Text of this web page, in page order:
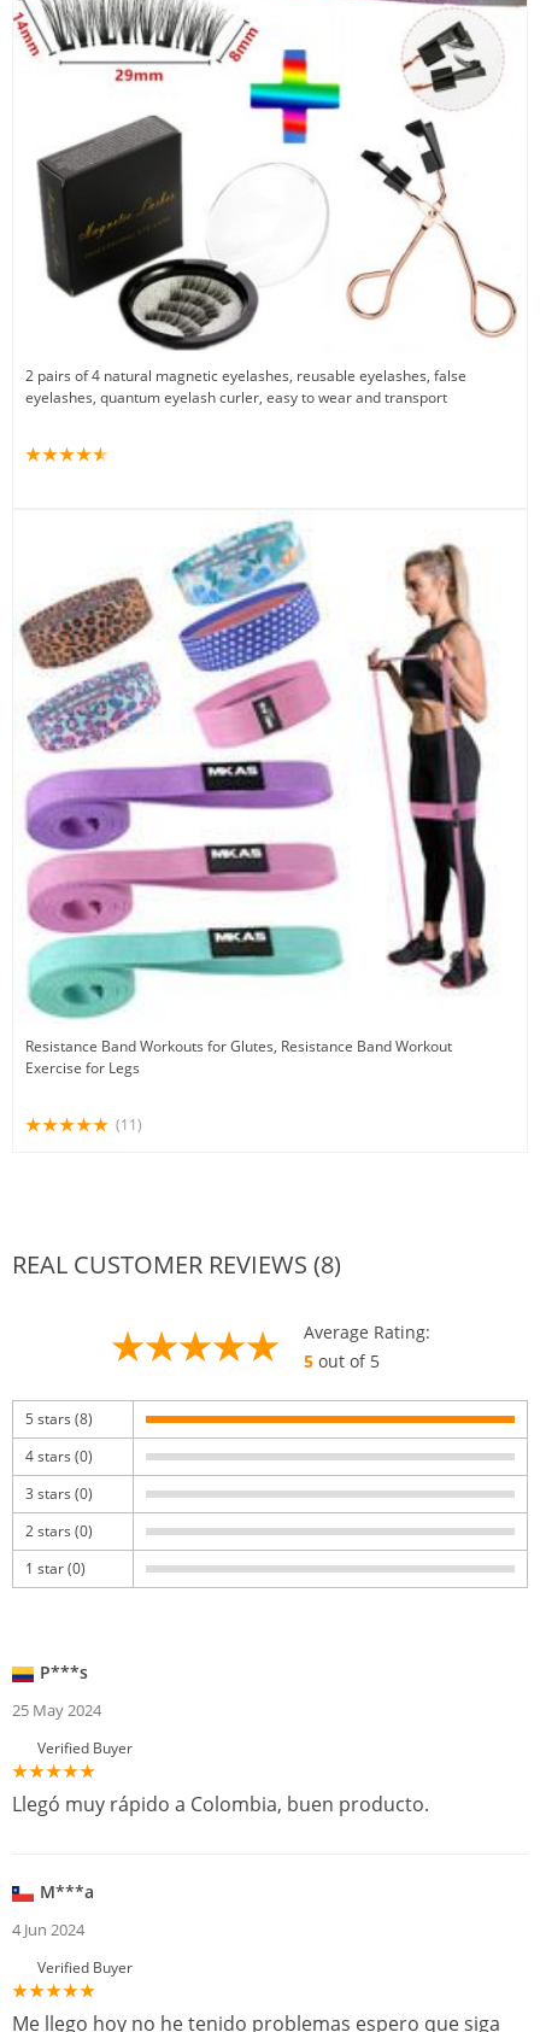
2 pairs of 4 natural magnetic eyelashes, reusable eyelashes, false
eyelashes, quantum eyelash curler, easy to wear and transport
Resistance Band Workouts for Glutes, Resistance Band Workout
Exercise for Legs
(11)
REAL CUSTOMER REVIEWS (8)
Average Rating:
5out of 5
5 stars (8)
4 stars (0)
3 stars (0)
2 stars (0)
1 star (0)
P***s
25 May 2024
Verified Buyer
Llegó muy rápido a Colombia, buen producto.
M***a
4 Jun 2024
Verified Buyer
Me llego hoy no he tenido problemas espero que siga